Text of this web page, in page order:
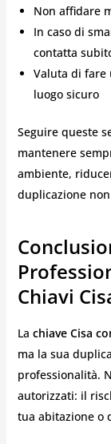
Non affidare
In caso di
contatta
Valuta di fare
luogo sicuro
Seguire queste
mantenere
ambiente,
duplicazione
Chiavi
La chiave Cisa
ma la sua
professionalità.
autorizzati: il
tua abitazione o